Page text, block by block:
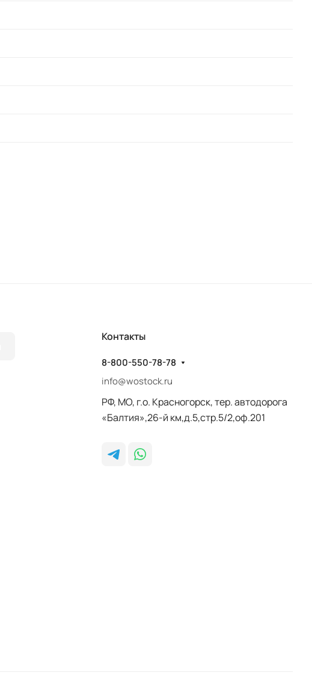
Контакты
8-800-550-78-78
info@wostock.ru
РФ, МО, г.о. Красногорск, тер. автодорога
«Балтия»,26-й км,д.5,стр.5/2,оф.201